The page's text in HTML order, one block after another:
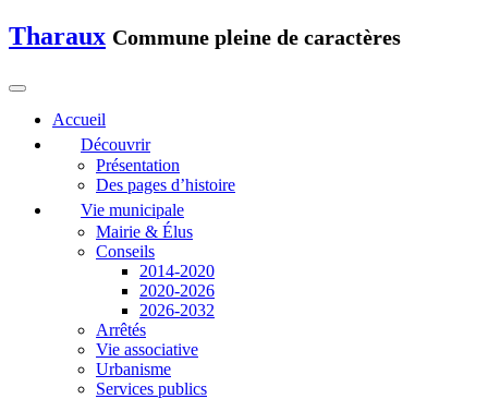
Tharaux Commune pleine de caractères
Accueil
Découvrir
Présentation
Des pages d’histoire
Vie municipale
Mairie & Élus
Conseils
2014-2020
2020-2026
2026-2032
Arrêtés
Vie associative
Urbanisme
Services publics